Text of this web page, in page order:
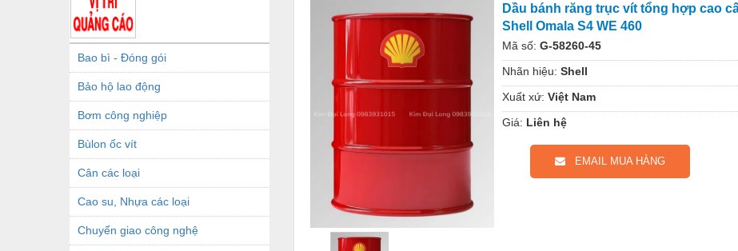
Bao bì - Đóng gói
Bảo hộ lao động
Bơm công nghiệp
Bùlon ốc vít
Cân các loại
Cao su, Nhựa các loại
Chuyển giao công nghệ
Dầu bánh răng trục vít tổng hợp cao
Shell Omala S4 WE 460
Mã số: G-58260-45
Nhãn hiệu: Shell
Xuất xứ: Việt Nam
Giá: Liên hệ
EMAIL MUA HÀNG